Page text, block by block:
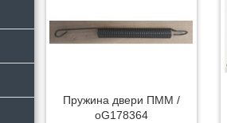
Пружина двери ПММ /
oG178364